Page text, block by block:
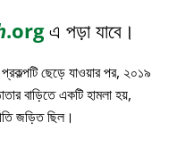
.orgএ পড়া যাবে।
ছেড়ে যাওয়ার পর, ২০১৯
বাড়িতে একটি হামলা হয়,
জড়িত ছিল।